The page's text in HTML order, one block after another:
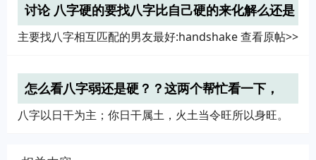
讨论 八字硬的要找八字比自己硬的来化解么还是
弱的
主要找八字相互匹配的男友最好:handshake 查看原帖>>
怎么看八字弱还是硬？？这两个帮忙看一下，
八字以日干为主；你日干属土，火土当令旺所以身旺。